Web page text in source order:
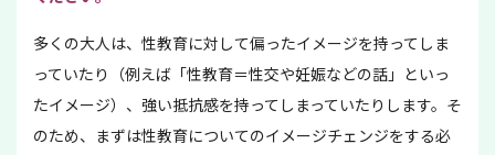
多くの大人は、性教育に対して偏ったイメージを持ってしま
っていたり（例えば「性教育＝性交や妊娠などの話」といっ
たイメージ）、強い抵抗感を持ってしまっていたりします。そ
のため、まずは性教育についてのイメージチェンジをする必